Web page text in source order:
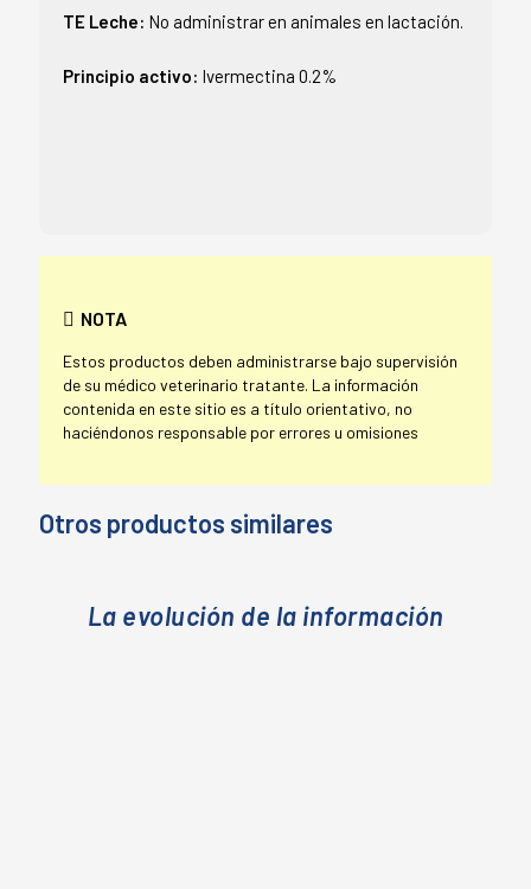
TE Leche: No administrar en animales en lactación.
Principio activo: Ivermectina 0.2%
NOTA
Estos productos deben administrarse bajo supervisión
de su médico veterinario tratante. La información
contenida en este sitio es a título orientativo, no
haciéndonos responsable por errores u omisiones
Otros productos similares
La evolución de la información